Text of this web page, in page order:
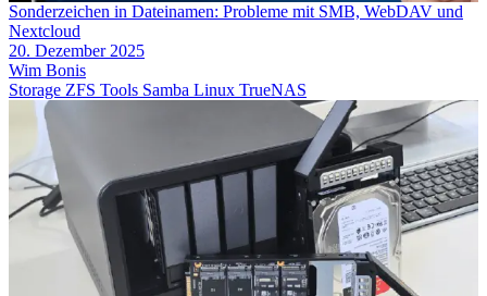
Sonderzeichen in Dateinamen: Probleme mit SMB, WebDAV und
Nextcloud
20. Dezember 2025
Wim Bonis
Storage ZFS Tools Samba Linux TrueNAS